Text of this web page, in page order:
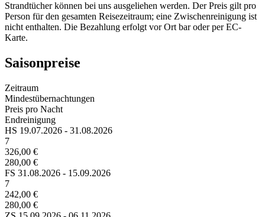
Strandtücher können bei uns ausgeliehen werden. Der Preis gilt pro
Person für den gesamten Reisezeitraum; eine Zwischenreinigung ist
nicht enthalten. Die Bezahlung erfolgt vor Ort bar oder per EC-
Karte.
Saisonpreise
Zeitraum
Mindestübernachtungen
Preis pro Nacht
Endreinigung
HS 19.07.2026 - 31.08.2026
7
326,00 €
280,00 €
FS 31.08.2026 - 15.09.2026
7
242,00 €
280,00 €